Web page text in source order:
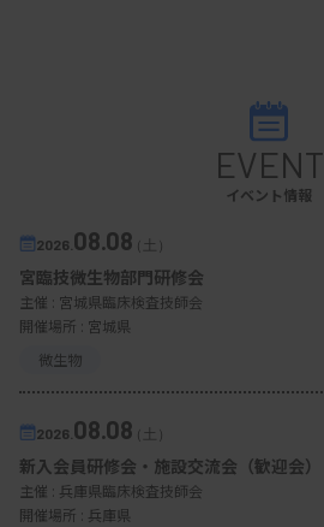
EVENT
イベント情報
2026. 08.08（土）
宮臨技微生物部門研修会
主催 : 宮城県臨床検査技師会
開催場所 : 宮城県
微生物
2026. 08.08（土）
新入会員研修会・施設交流会（歓迎会）
主催 : 兵庫県臨床検査技師会
開催場所 : 兵庫県